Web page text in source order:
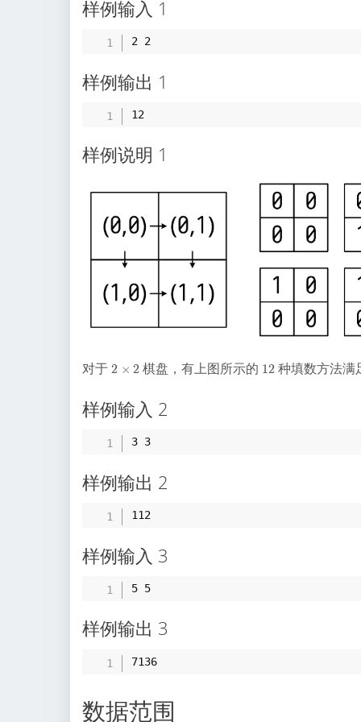
样例输入 1
2 2
样例输出 1
12
样例说明 1
对于 2
m
2 × 2 棋盘，有上图所示的 112 种填数方法满
样例输入 2
3 3
样例输出 2
112
样例输入 3
5 5
样例输出 3
7136
数据范围